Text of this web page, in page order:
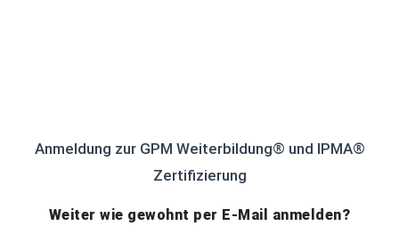
Anmeldung zur GPM Weiterbildung® und IPMA®
Zertifizierung
Weiter wie gewohnt per E-Mail anmelden?